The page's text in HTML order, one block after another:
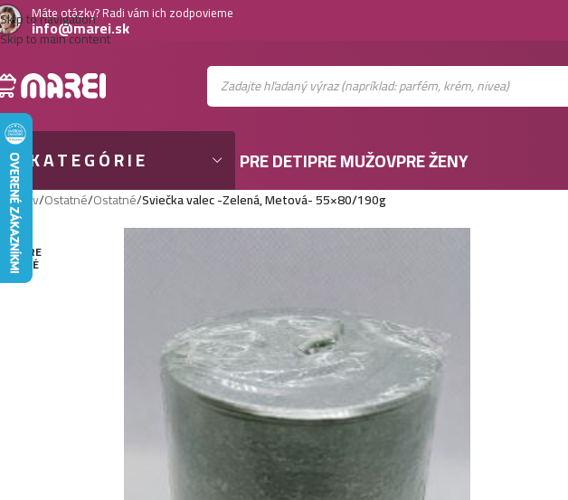
Skip to navigation
Skip to main content
Máte otázky? Radi vám ich zodpovieme
info@marei.sk
KATEGÓRIE PRE DETIPRE MUŽOVPRE ŽENY
Domov/Ostatné/Ostatné/Sviečka valec -Zelená, Metová- 55×80/190g
VYPRE
DANÉ